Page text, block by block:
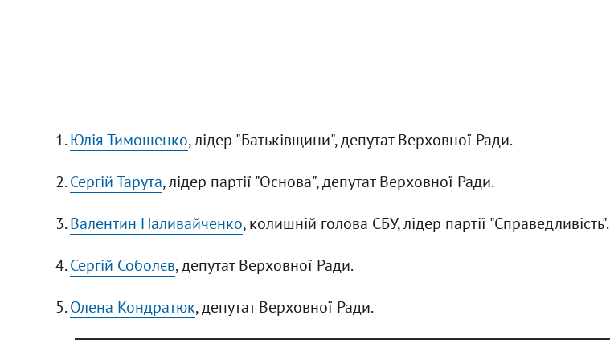
1.Юлія Тимошенко, лідер "Батьківщини", депутат Верховної Ради.
2.Сергій Тарута, лідер партії "Основа", депутат Верховної Ради.
3.Валентин Наливайченко, колишній голова СБУ, лідер партії "Справедливість".
4.Сергій Соболєв, депутат Верховної Ради.
5.Олена Кондратюк, депутат Верховної Ради.